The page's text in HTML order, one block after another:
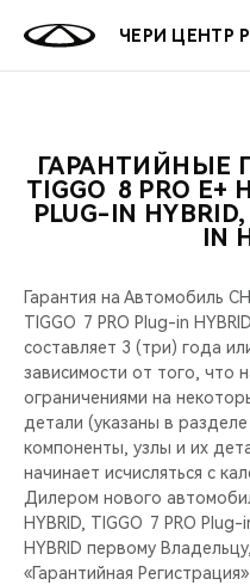
ЧЕРИ ЦЕНТР
КРОССОВЕРЫ
СЕДАНЫ
НОВИНКИ
КРЕДИТ И СТРАХОВАНИЕ
ЗАПЧАСТИ И АКСЕССУАРЫ
ПОДДЕРЖКА
CHERY CONNECT
О БРЕНДЕ
CHERY В СОЦСЕТЯХ
ЛЮДИ CHERY
БЛАГОТВОРИТЕЛЬНОСТЬ
CHERY REMOTE
КРЕДИТ
О
МЫ В СОЦСЕТЯХ
ГАРАНТИЙНЫЕ
TIGGO 8 PRO Е+
PLUG-IN
IN
Гарантия на Автомобиль
TIGGO 7 PRO Plug-in
составляет 3 (три) года
зависимости от того, что
ограничениями на
детали (указаны в
компоненты, узлы и их
начинает исчисляться с
Дилером нового
HYBRID, TIGGO 7 PRO
HYBRID первому
«Гарантийная